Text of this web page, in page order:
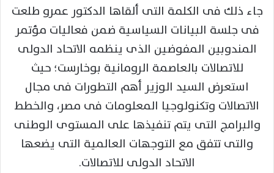
جاء ذلك فى الكلمة التى ألقاها الدكتور عمرو طلعت
فى جلسة البيانات السياسية ضمن فعاليات مؤتمر
المندوبين المفوضين الذى ينظمه الاتحاد الدولى
للاتصالات بالعاصمة الرومانية بوخارست؛ حيث
استعرض السيد الوزير أهم التطورات فى مجال
الاتصالات وتكنولوجيا المعلومات فى مصر، والخطط
والبرامج التى يتم تنفيذها على المستوى الوطنى
والتى تتفق مع التوجهات العالمية التى يضعها
الاتحاد الدولى للاتصالات.